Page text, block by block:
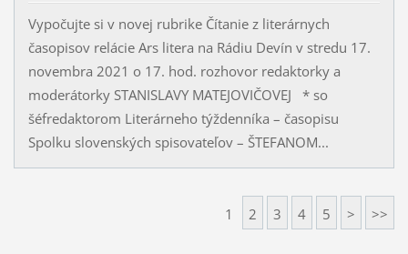
Vypočujte si v novej rubrike Čítanie z literárnych
časopisov relácie Ars litera na Rádiu Devín v stredu 17.
novembra 2021 o 17. hod. rozhovor redaktorky a
moderátorky STANISLAVY MATEJOVIČOVEJ * so
šéfredaktorom Literárneho týždenníka – časopisu
Spolku slovenských spisovateľov – ŠTEFANOM...
1 2 3 4 5 > >>